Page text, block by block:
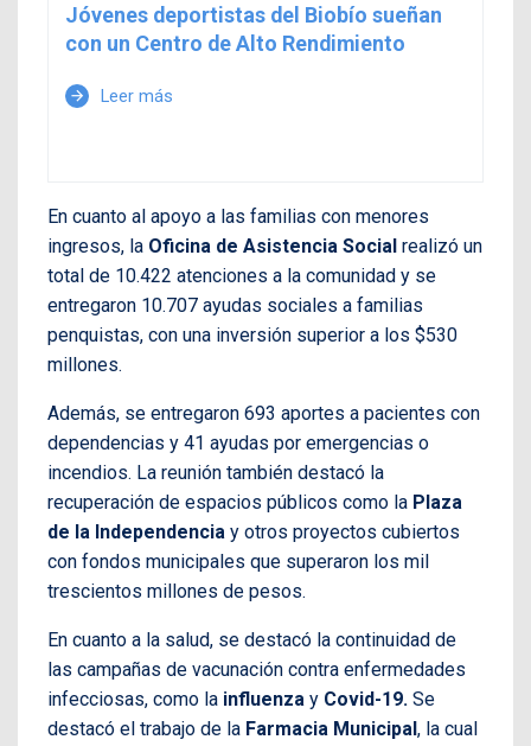
Jóvenes deportistas del Biobío sueñan
con un Centro de Alto Rendimiento
arrow_forward Leer más
En cuanto al apoyo a las familias con menores
ingresos, la Oficina de Asistencia Social realizó un
total de 10.422 atenciones a la comunidad y se
entregaron 10.707 ayudas sociales a familias
penquistas, con una inversión superior a los $530
millones.
Además, se entregaron 693 aportes a pacientes con
dependencias y 41 ayudas por emergencias o
incendios. La reunión también destacó la
recuperación de espacios públicos como la Plaza
de la Independencia y otros proyectos cubiertos
con fondos municipales que superaron los mil
trescientos millones de pesos.
En cuanto a la salud, se destacó la continuidad de
las campañas de vacunación contra enfermedades
infecciosas, como la influenza y Covid-19. Se
destacó el trabajo de la Farmacia Municipal , la cual